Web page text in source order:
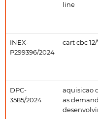
line
INEX-
P299396/2024
cart cbc
DPC-
3585/2024
aquisicao
as